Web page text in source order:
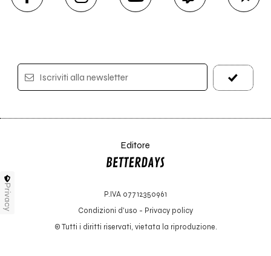
Iscriviti alla newsletter
Editore
P.IVA 07712350961
Condizioni d'uso - Privacy policy
© Tutti i diritti riservati, vietata la riproduzione.
Privacy